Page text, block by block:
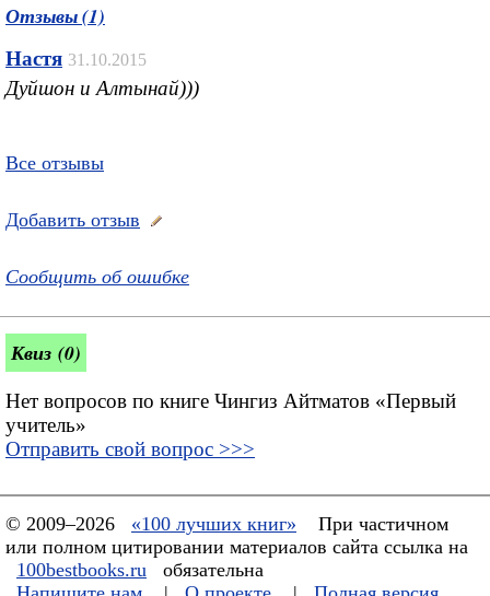
Отзывы (1)
Настя 31.10.2015
Дуйшон и Алтынай)))
Все отзывы
Добавить отзыв
Сообщить об ошибке
Квиз (0)
Нет вопросов по книге Чингиз Айтматов «Первый
учитель»
Отправить свой вопрос >>>
© 2009–2026 «100 лучших книг»
При частичном
или полном цитировании материалов сайта ссылка на
100bestbooks.ru
обязательна